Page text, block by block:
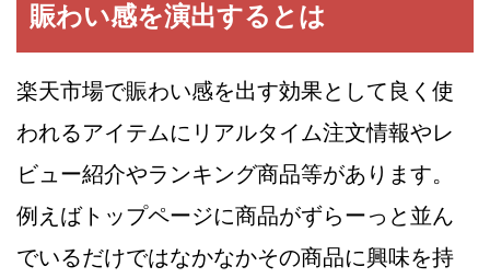
賑わい感を演出するとは
楽天市場で賑わい感を出す効果として良く使
われるアイテムにリアルタイム注文情報やレ
ビュー紹介やランキング商品等があります。
例えばトップページに商品がずらーっと並ん
でいるだけではなかなかその商品に興味を持